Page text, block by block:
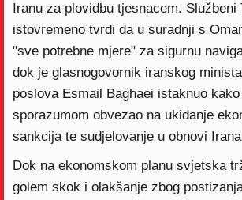
Iranu za plovidbu tjesnacem. Službeni
istovremeno tvrdi da u suradnji s
"sve potrebne mjere" za sigurnu
dok je glasnogovornik iranskog
poslova Esmail Baghaei istaknuo
sporazumom obvezao na ukidanje
sankcija te sudjelovanje u obnovi
Dok na ekonomskom planu svjetska
golem skok i olakšanje zbog